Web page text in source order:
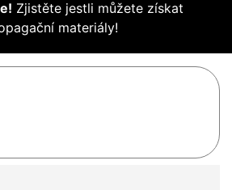
Zjistěte jestli můžete získat
materiály!